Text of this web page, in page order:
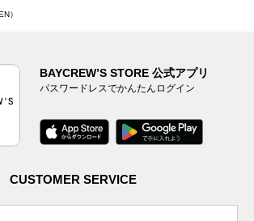
）
BAYCREW’S STORE 公式アプリ
パスワードレスでかんたんログイン
CUSTOMER SERVICE